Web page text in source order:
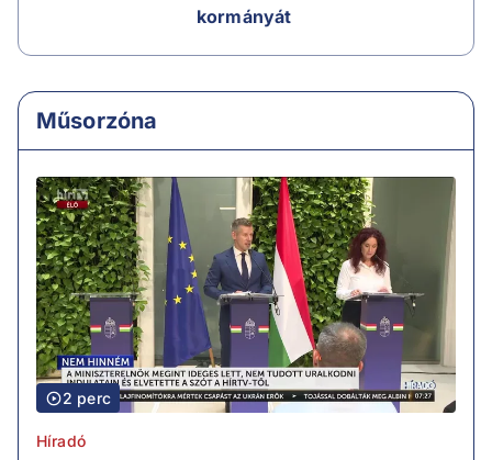
kormányát
Műsorzóna
2 perc
Híradó